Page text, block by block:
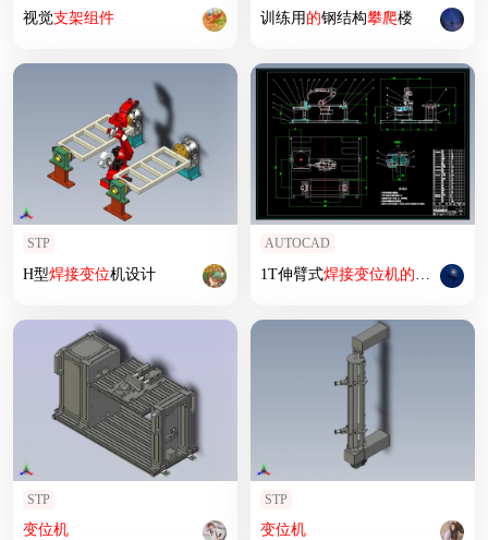
视觉支架组件 训练用的钢结构攀爬楼
STP
H型焊接变位机设计
AUTOCAD
1T伸臂式焊接变位机的 设计
STP
变位机
STP
变位机